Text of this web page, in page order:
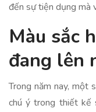
đến sự tiện dụng mà
Màu sắc
đang lên
Trong năm nay, một
chú ý trong thiết kế